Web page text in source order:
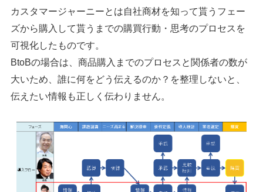
カスタマージャーニーとは自社商材を知って貰うフェー
ズから購入して貰うまでの購買行動・思考のプロセスを
可視化したものです。
BtoBの場合は、商品購入までのプロセスと関係者の数が
大いため、誰に何をどう伝えるのか？を整理しないと、
伝えたい情報も正しく伝わりません。